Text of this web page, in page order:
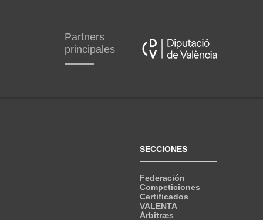
Partners
principales
SECCIONES
Federación
Competiciones
Certificados
VALENTA
Árbitræs